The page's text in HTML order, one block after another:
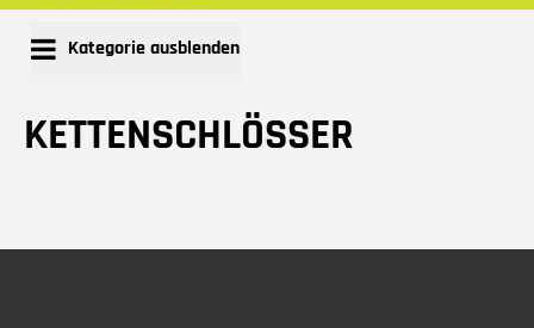
Kategorie ausblenden
KETTENSCHLÖSSER